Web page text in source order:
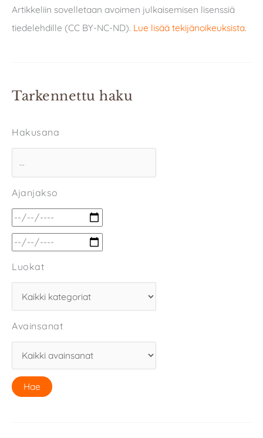
Artikkeliin sovelletaan avoimen julkaisemisen lisenssiä
tiedelehdille (CC BY-NC-ND). Lue lisää tekijänoikeuksista.
Tarkennettu haku
Hakusana
Ajanjakso
Luokat
Avainsanat